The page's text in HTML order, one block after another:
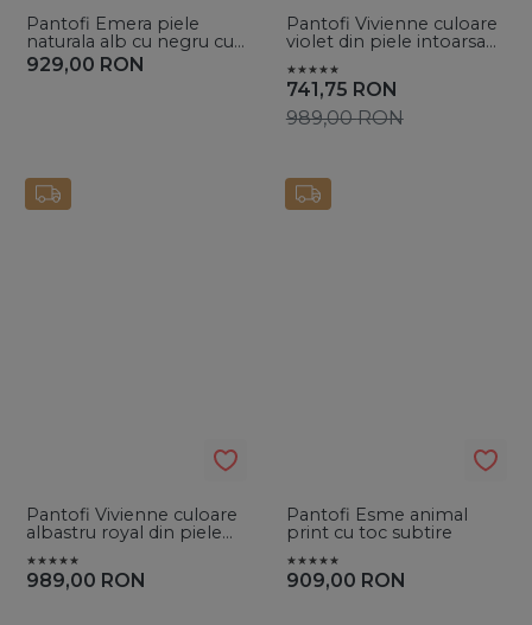
Pantofi Emera piele
naturala alb cu negru cu
toc gros
929,00 RON
Pantofi Vivienne culoare
violet din piele intoarsa
741,75 RON
989,00RON
Pantofi Vivienne culoare
albastru royal din piele
989,00 RON
Pantofi Esme animal
print cu toc subtire
909,00 RON